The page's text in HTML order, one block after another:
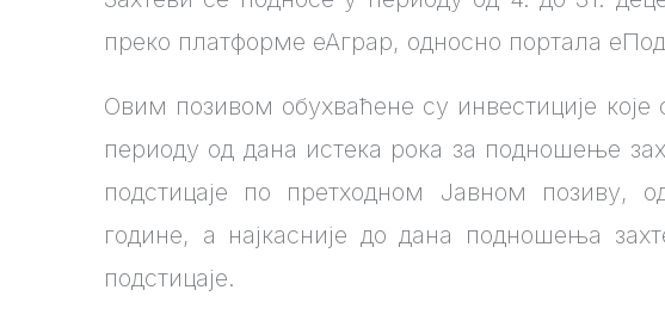
преко платформе еАграр, односно портала
Овим позивом обухваћене су инвестиције које
периоду од дана истека рока за подношење
подстицаје по претходном Jавном позиву,
године, a најкасније до дана подношења
подстицаје.